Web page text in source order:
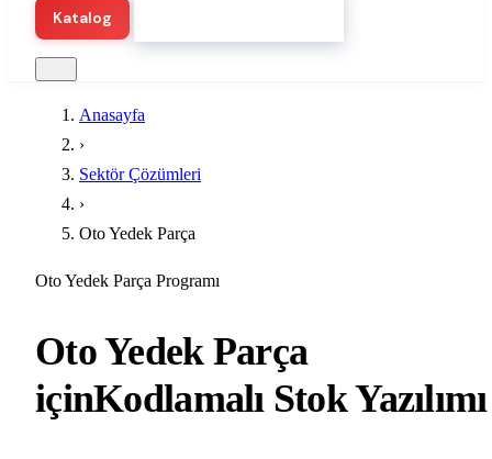
Katalog
Anasayfa
›
Sektör Çözümleri
›
Oto Yedek Parça
Oto Yedek Parça Programı
Oto Yedek Parça
içinKodlamalı Stok Yazılımı